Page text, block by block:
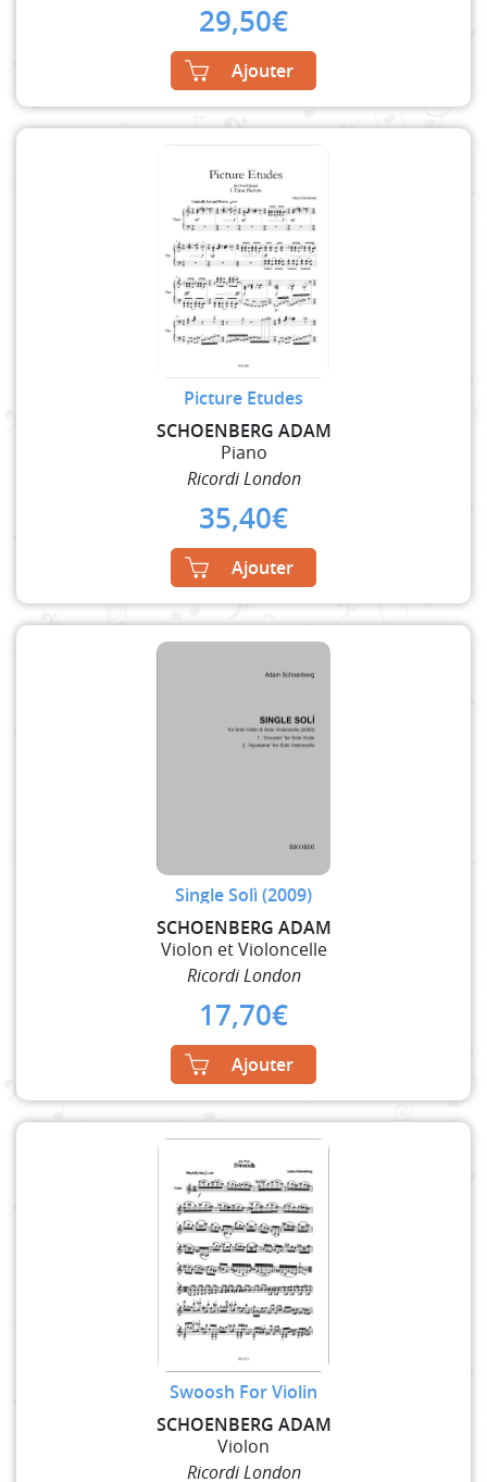
29,50€
Ajouter
Picture Etudes
SCHOENBERG ADAM
Piano
Ricordi London
35,40€
Ajouter
Single Solì (2009)
SCHOENBERG ADAM
Violon et Violoncelle
Ricordi London
17,70€
Ajouter
Swoosh For Violin
SCHOENBERG ADAM
Violon
Ricordi London